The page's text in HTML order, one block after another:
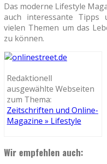
Das moderne Lifestyle
auch interessante Tipps
vielen Themen um das
zu können.
Redaktionell
ausgewählte Webseiten
zum Thema:
Zeitschriften und Online-
Magazine » Lifestyle
Wir empfehlen auch: